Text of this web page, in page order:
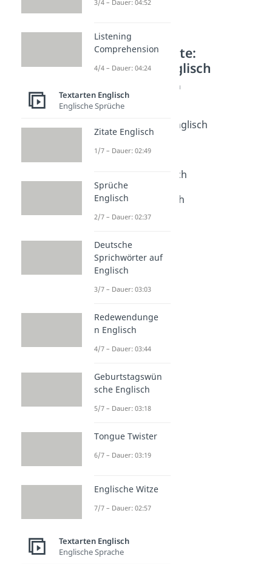
Weitere Inhalte:
Textarten Englisch
Grundlagen Englisch
Farben Englisch
Dauer: 03:05
Schulfächer auf Englisch
Dauer: 03:24
Tiere auf Englisch
Körperteile Englisch
Dauer: 02:58
Wetter auf Englisch
Dauer: 03:27
3/4 – Dauer: 04:52
Listening
Comprehension
4/4 – Dauer: 04:24
Textarten Englisch
Englische Sprüche
Zitate Englisch
1/7 – Dauer: 02:49
Sprüche
Englisch
2/7 – Dauer: 02:37
Deutsche
Sprichwörter auf
Englisch
3/7 – Dauer: 03:03
Redewendunge
n Englisch
4/7 – Dauer: 03:44
Geburtstagswün
sche Englisch
5/7 – Dauer: 03:18
Tongue Twister
6/7 – Dauer: 03:19
Englische Witze
7/7 – Dauer: 02:57
Textarten Englisch
Englische Sprache